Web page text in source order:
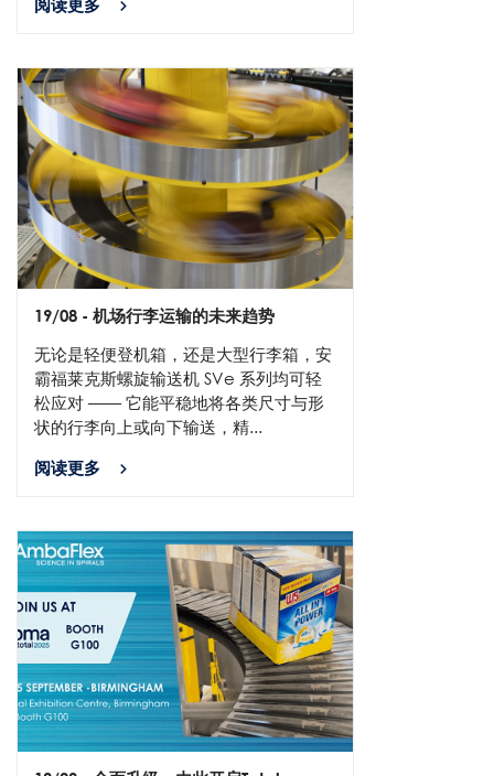
阅读更多
19/08 - 机场行李运输的未来趋势
无论是轻便登机箱，还是大型行李箱，安
霸福莱克斯螺旋输送机 SVe 系列均可轻
松应对 —— 它能平稳地将各类尺寸与形
状的行李向上或向下输送，精...
阅读更多